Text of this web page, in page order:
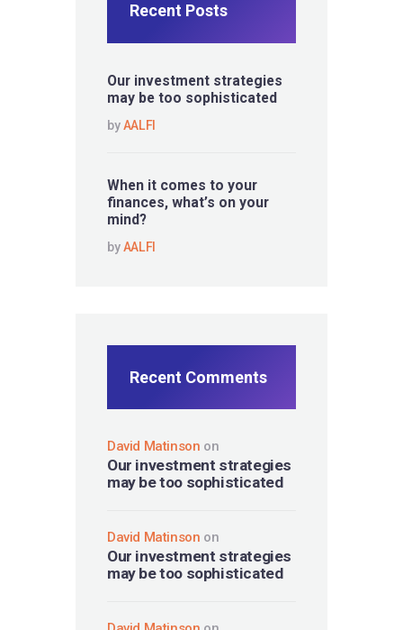
Recent Posts
Our investment strategies
may be too sophisticated
byAALFI
When it comes to your
finances, what’s on your
mind?
byAALFI
Recent Comments
David Matinson on
Our investment strategies
may be too sophisticated
David Matinson on
Our investment strategies
may be too sophisticated